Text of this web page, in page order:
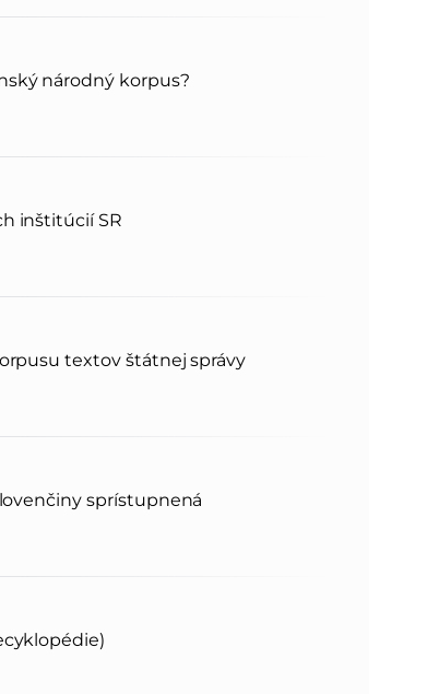
národný korpus?
inštitúcií SR
textov štátnej správy
sprístupnená